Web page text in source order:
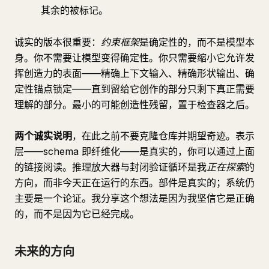
其余的被标记。
诚实的版本很重要： 约束框架是确定性的，而不是模型本
身。你不需要让模型变得确定性。你只需要缩小它允许发
挥创造力的表面——精确上下文输入、精确形状输出、确
定性锚点锁定——直到留给它创作的部分只剩下真正需要
理解的部分。最小的可能创造性残留，置于检查器之后。
两个诚实说明 ，在此之前不要克隆仓库并期望奇迹。表示
层——schema 即纤维化——是真实的，你可以通过上面
的链接阅读。推理放大器与封闭验证循环是我正在探索的
方向，而非今天正在运行的东西。部件是真实的；系统仍
主要是一个论证。我分享这个想法是因为我坚信它是正确
的，而不是因为它已经完成。
未来的方向